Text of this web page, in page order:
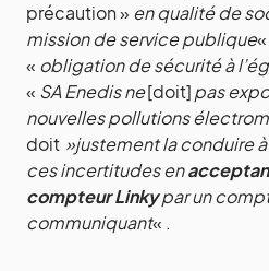
précaution » en qualité de
mission de service publique
« obligation de sécurité à
« SA Enedis ne[doit]pas
nouvelles pollutions
doit »justement la conduire
ces incertitudes en
compteur Linkypar un
communiquant« .